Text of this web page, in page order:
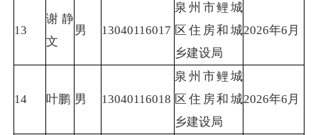
13
谢静
文
男 13040116017
泉州市鲤城
区住房和城
乡建设局
2026年6月
14 叶鹏 男 13040116018
泉州市鲤城
区住房和城
乡建设局
2026年6月